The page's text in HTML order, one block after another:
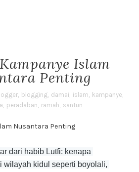
Islam
Penting
, blogging, damai, islam, kampanye,
, peradaban, ramah, santun
Nusantara Penting
dari habib Lutfi: kenapa
wilayah kidul seperti boyolali,